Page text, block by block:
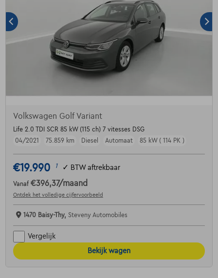
Volkswagen Golf Variant
Life 2.0 TDI SCR 85 kW (115 ch) 7 vitesses DSG
04/2021
75.859 km Diesel Automaat 85 kW ( 114 PK )
€19.990 1 ✓ BTW aftrekbaar
Vanaf €396,37/maand
Ontdek het volledige cijfervoorbeeld
1470 Baisy-Thy, Steveny Automobiles
Vergelijk
Bekijk wagen